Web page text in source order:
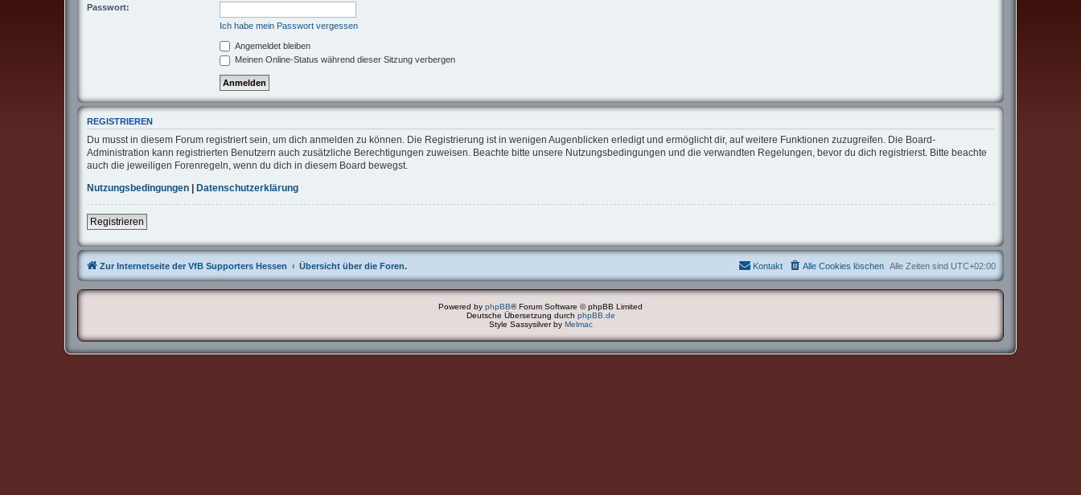
Passwort:
Ich habe mein Passwort vergessen
Angemeldet bleiben
Meinen Online-Status während dieser Sitzung verbergen
REGISTRIEREN
Du musst in diesem Forum registriert sein, um dich anmelden zu können. Die Registrierung ist in wenigen Augenblicken erledigt und ermöglicht dir, auf weitere Funktionen zuzugreifen. Die Board-
Administration kann registrierten Benutzern auch zusätzliche Berechtigungen zuweisen. Beachte bitte unsere Nutzungsbedingungen und die verwandten Regelungen, bevor du dich registrierst. Bitte beachte
auch die jeweiligen Forenregeln, wenn du dich in diesem Board bewegst.
Nutzungsbedingungen
Datenschutzerklärung
Registrieren
Zur Internetseite der VfB Supporters Hessen Übersicht über die Foren. Alle Zeiten sind UTC+02:00
Alle Cookies löschen
Kontakt
Powered by phpBB® Forum Software © phpBB Limited
Deutsche Übersetzung durch phpBB.de
Style Sassysilver by Melmac